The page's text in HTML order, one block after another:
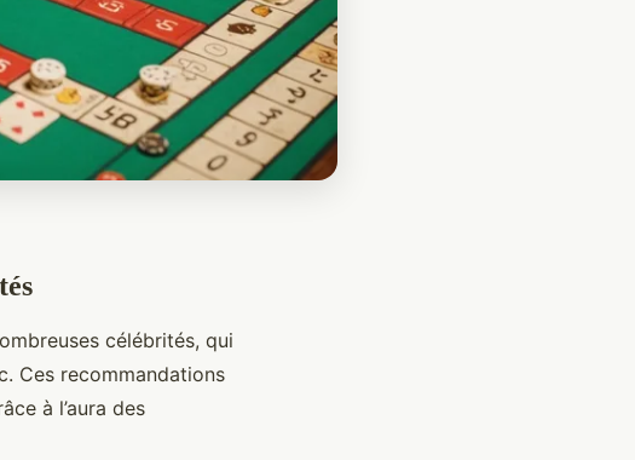
célébrités, qui
Ces recommandations
à l’aura des